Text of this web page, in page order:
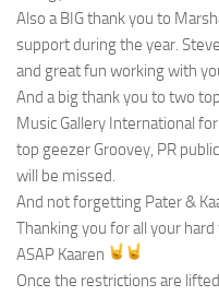
Also a BIG thank you to
support during the year.
and great fun working with
And a big thank you to two
Music Gallery International
top geezer Groovey, PR
will be missed.
And not forgetting Pater &
Thanking you for all your
ASAP Kaaren
Once the restrictions are